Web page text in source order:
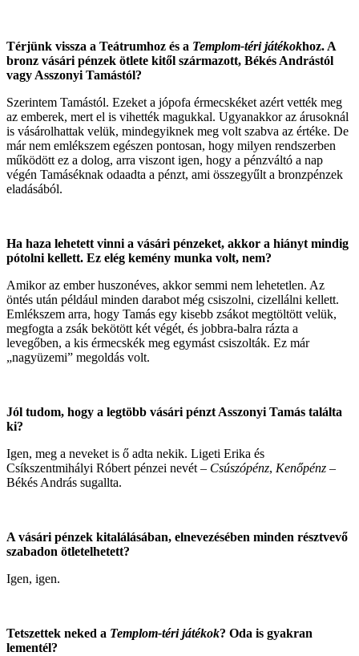
Térjünk vissza a Teátrumhoz és a Templom-téri játékokhoz. A
bronz vásári pénzek ötlete kitől származott, Békés Andrástól
vagy Asszonyi Tamástól?
Szerintem Tamástól. Ezeket a jópofa érmecskéket azért vették meg
az emberek, mert el is vihették magukkal. Ugyanakkor az árusoknál
is vásárolhattak velük, mindegyiknek meg volt szabva az értéke. De
már nem emlékszem egészen pontosan, hogy milyen rendszerben
működött ez a dolog, arra viszont igen, hogy a pénzváltó a nap
végén Tamáséknak odaadta a pénzt, ami összegyűlt a bronzpénzek
eladásából.
Ha haza lehetett vinni a vásári pénzeket, akkor a hiányt mindig
pótolni kellett. Ez elég kemény munka volt, nem?
Amikor az ember huszonéves, akkor semmi nem lehetetlen. Az
öntés után például minden darabot még csiszolni, cizellálni kellett.
Emlékszem arra, hogy Tamás egy kisebb zsákot megtöltött velük,
megfogta a zsák bekötött két végét, és jobbra-balra rázta a
levegőben, a kis érmecskék meg egymást csiszolták. Ez már
„nagyüzemi” megoldás volt.
Jól tudom, hogy a legtöbb vásári pénzt Asszonyi Tamás találta
ki?
Igen, meg a neveket is ő adta nekik. Ligeti Erika és
Csíkszentmihályi Róbert pénzei nevét – Csúszópénz, Kenőpénz –
Békés András sugallta.
A vásári pénzek kitalálásában, elnevezésében minden résztvevő
szabadon ötletelhetett?
Igen, igen.
Tetszettek neked a Templom-téri játékok? Oda is gyakran
lementél?